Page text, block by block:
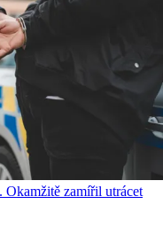
Okamžitě zamířil utrácet